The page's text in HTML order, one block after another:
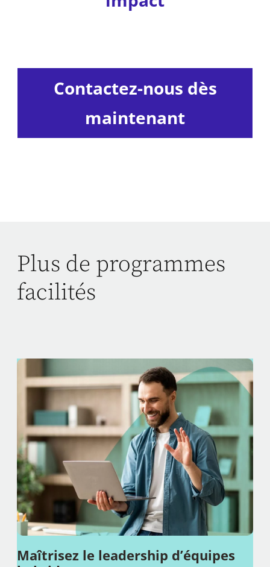
Contactez-nous dès
maintenant
Plus de programmes
facilités
Maîtrisez le leadership d’équipes